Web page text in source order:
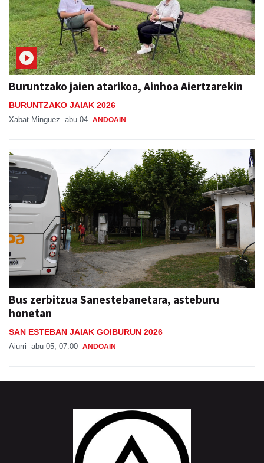
Buruntzako jaien atarikoa, Ainhoa Aiertzarekin
BURUNTZAKO JAIAK 2026
Xabat Minguez abu 04 ANDOAIN
Bus zerbitzua Sanestebanetara, asteburu
honetan
SAN ESTEBAN JAIAK GOIBURUN 2026
Aiurri abu 05, 07:00 ANDOAIN